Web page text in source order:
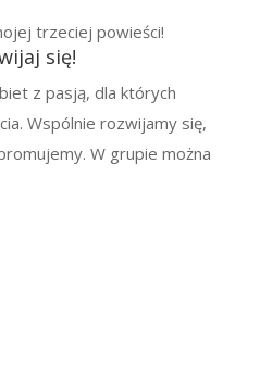
trzeciej powieści!
się!
z pasją, dla których
Wspólnie rozwijamy się,
W grupie można